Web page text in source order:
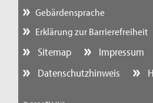
Gebärdensprache
Erklärung zur Barrierefreiheit
Sitemap
Impressum
Datenschutzhinweis